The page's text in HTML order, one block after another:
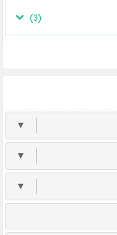
(
3
)
▼
▼
▼